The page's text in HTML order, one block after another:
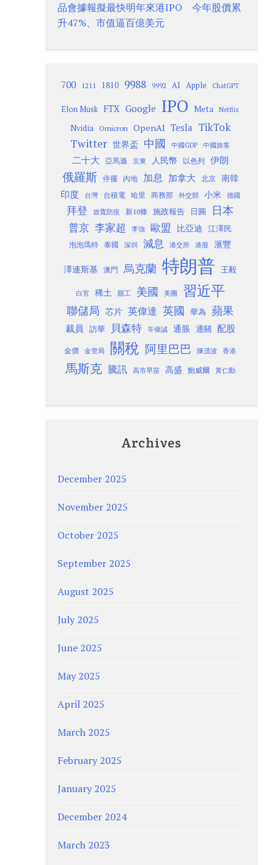
品會據報擬最快明年來港IPO 今年股價累
升47%、市值逼百億美元
700 1211 1810 9988 9992 AI Apple ChatGPT
Elon Musk FTX Google IPO Meta Netflix
Nvidia Omicron OpenAI Tesla TikTok
Twitter 世界盃 中國 中國GDP 中國旅客
二十大 亞馬遜 京東 人民幣 以色列 伊朗
俄羅斯 停擺 內地 加息 加拿大 北京
南韓
印度
台灣 台積電 哈里 商務部 外交部 小米 德國
拜登 放寬防疫 新10條 施政報告 日圓 日本
普京 李家超 李強 歐盟 比亞迪 江澤民
泡泡瑪特 泰國 深圳 減息 港交所 港股 滙豐
澤連斯基 澳門 烏克蘭 特朗普 王毅
白宮 稀土 罷工 美國 美團 習近平
聯儲局 芯片 英偉達 英國 華為 蘋果
裁員 訪華 貝森特 辛偉誠 通脹 通關 配股
金價 金管局 關稅 阿里巴巴 陳茂波 香港
馬斯克 騰訊 高市早苗 高盛 鮑威爾 黃仁勳
Archives
December 2025
November 2025
October 2025
September 2025
August 2025
July 2025
June 2025
May 2025
April 2025
March 2025
February 2025
January 2025
December 2024
March 2023